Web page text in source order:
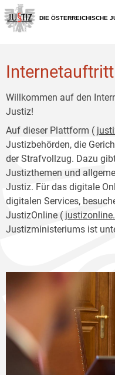
Zur
Hauptnavigation
[1]
Zum
Inhalt
[2]
DIE ÖSTERREICHISCHE
Willkommen auf den
Justiz!
Auf dieser Plattform (
Justizbehörden, die
der Strafvollzug. Dazu
Justizthemen und
Justiz. Für das digitale
digitalen Services,
JustizOnline (
Justizministeriums ist